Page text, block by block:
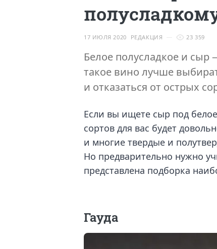
17 ИЮЛЯ 2020 РЕДАКЦИЯ 23 359
Белое полусладкое и
такое вино лучше
и отказаться от острых
Если вы ищете сыр под
сортов для вас будет
и многие твердые и
Но предварительно нужно
представлена подборка
Гауда